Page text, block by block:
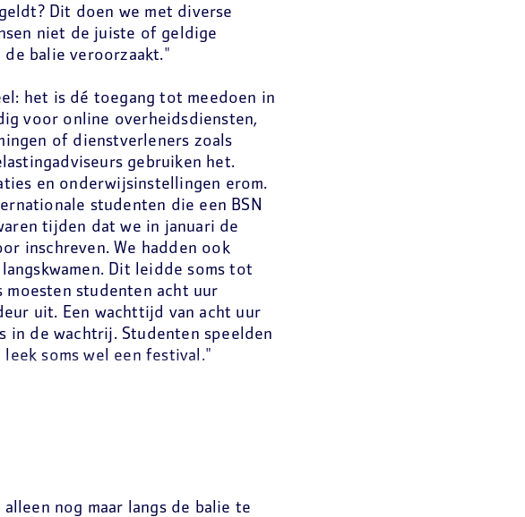
Dit doen we met diverse
niet de juiste of geldige
de balie veroorzaakt."
het is dé toegang tot meedoen in
voor online overheidsdiensten,
of dienstverleners zoals
gebruiken het.
en onderwijsinstellingen erom.
studenten die een BSN
tijden dat we in januari de
inschreven. We hadden ook
Dit leidde soms tot
moesten studenten acht uur
uit. Een wachttijd van acht uur
in de wachtrij. Studenten speelden
soms wel een festival."
alleen nog maar langs de balie te